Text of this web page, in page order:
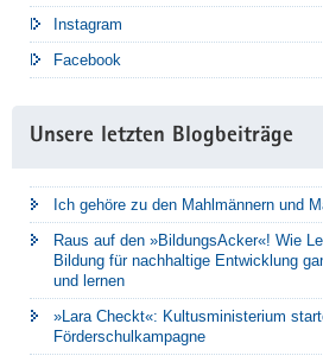
Instagram
Facebook
Unsere letzten Blogbeiträge
Ich gehöre zu den Mahlmännern und
Raus auf den »BildungsAcker«! Wie
Bildung für nachhaltige Entwicklung
und lernen
»Lara Checkt«: Kultusministerium
Förderschulkampagne